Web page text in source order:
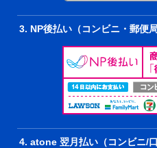
3. NP後払い（コンビニ・郵便局
4. atone 翌月払い（コンビニ/口